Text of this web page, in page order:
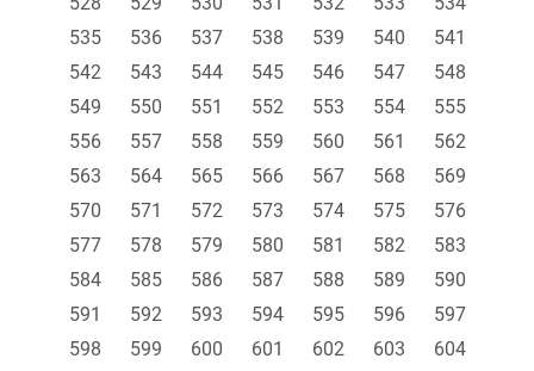
535
536 537 538 539 540
541
542
543 544 545 546 547
548
549
550 551 552 553 554
555
556
557 558 559 560 561
562
563
564 565 566 567 568
569
570
571 572 573 574 575
576
577
578 579 580 581 582
583
584
585 586 587 588 589
590
591
592 593 594 595 596
597
598
599 600 601 602 603
604